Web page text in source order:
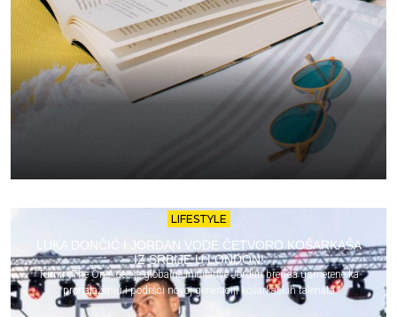
LIFESTYLE
LUKA DONČIĆ I JORDAN VODE ČETVORO KOŠARKAŠA
IZ SRBIJE U LONDON!
Turnir „The One“ deo je globalne inicijative Jordan brenda usmerene ka
pronalaženju i podršci novoj generaciji košarkaških talenata